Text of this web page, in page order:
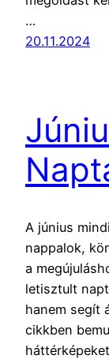
…
20.11.2024
A június
nappalok,
a
letisztult
hanem segít
cikkben